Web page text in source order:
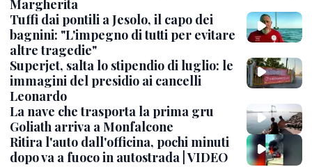
Margherita
Tuffi dai pontili a Jesolo, il capo dei
bagnini: "L'impegno di tutti per evitare
altre tragedie"
Superjet, salta lo stipendio di luglio: le
immagini del presidio ai cancelli
Leonardo
La nave che trasporta la prima gru
Goliath arriva a Monfalcone
Ritira l'auto dall'officina, pochi minuti
dopo va a fuoco in autostrada | VIDEO